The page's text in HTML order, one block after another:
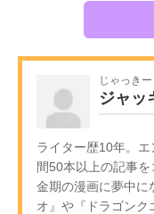
じゃっきー
ジャッ
ライター歴10年。
間50本以上の記事
金期の漫画に夢中に
オ』や『ドラゴンク